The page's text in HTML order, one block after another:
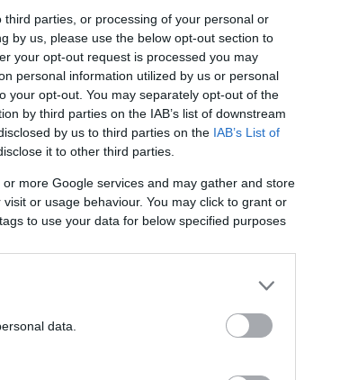
parties, or processing of your personal or
by us, please use the below opt-out section to
your opt-out request is processed you may
personal information utilized by us or personal
your opt-out. You may separately opt-out of the
by third parties on the IAB’s list of downstream
by us to third parties on the IAB’s List of
it to other third parties.
more Google services and may gather and store
or usage behaviour. You may click to grant or
to use your data for below specified purposes
data.
innováció felgyorsítása – és Lab-Grown
DNS-éből állítottak elő. A két cég véleménye
bőrnek.
remek példa arra, hogyan tudjuk a